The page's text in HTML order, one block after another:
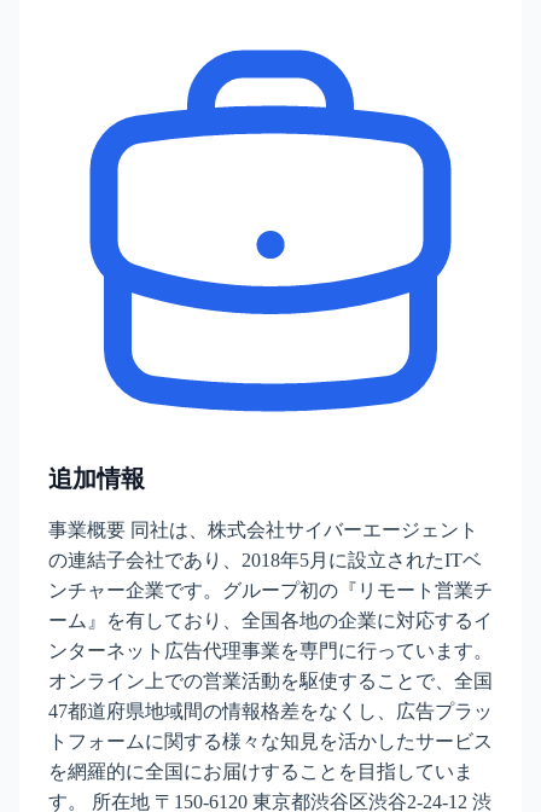
追加情報
事業概要 同社は、株式会社サイバーエージェント
の連結子会社であり、2018年5月に設立されたITベ
ンチャー企業です。グループ初の『リモート営業チ
ーム』を有しており、全国各地の企業に対応するイ
ンターネット広告代理事業を専門に行っています。
オンライン上での営業活動を駆使することで、全国
47都道府県地域間の情報格差をなくし、広告プラッ
トフォームに関する様々な知見を活かしたサービス
を網羅的に全国にお届けすることを目指していま
す。 所在地 〒150-6120 東京都渋谷区渋谷2-24-12 渋